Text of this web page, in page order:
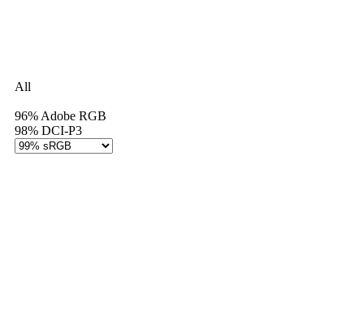
All
96% Adobe RGB
98% DCI-P3